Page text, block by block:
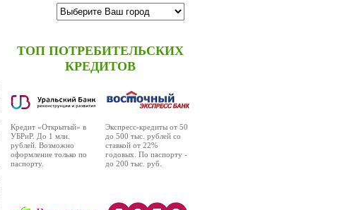
ТОП ПОТРЕБИТЕЛЬСКИХ
КРЕДИТОВ
Кредит «Открытый» в
УБРиР. До 1 млн.
рублей. Возможно
оформление только по
паспорту.
Экспресс-кредиты от 50
до 500 тыс. рублей со
ставкой от 22%
годовых. По паспорту -
до 200 тыс. руб.